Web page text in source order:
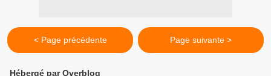
< Page précédente Page suivante >
Hébergé par Overblog